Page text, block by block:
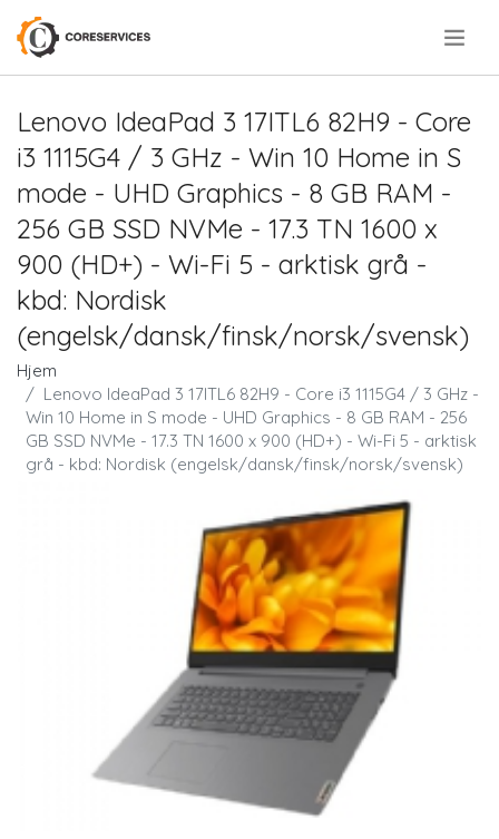
Lenovo IdeaPad 3 17ITL6 82H9 - Core
i3 1115G4 / 3 GHz - Win 10 Home in S
mode - UHD Graphics - 8 GB RAM -
256 GB SSD NVMe - 17.3 TN 1600 x
900 (HD+) - Wi-Fi 5 - arktisk grå -
kbd: Nordisk
(engelsk/dansk/finsk/norsk/svensk)
Hjem
Lenovo IdeaPad 3 17ITL6 82H9 - Core i3 1115G4 / 3 GHz -
Win 10 Home in S mode - UHD Graphics - 8 GB RAM - 256
GB SSD NVMe - 17.3 TN 1600 x 900 (HD+) - Wi-Fi 5 - arktisk
grå - kbd: Nordisk (engelsk/dansk/finsk/norsk/svensk)